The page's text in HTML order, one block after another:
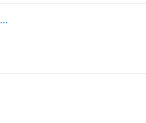
Tondeuse à gazon filaire AdvancedRotak 44-750 - 1800 W - BOSCH - 06008B9J00